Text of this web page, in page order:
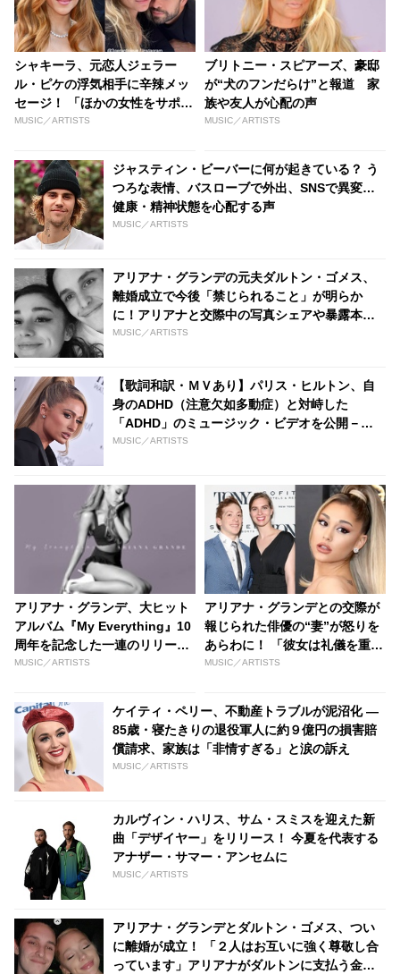
シャキーラ、元恋人ジェラー
ル・ピケの浮気相手に辛辣メッ
セージ！ 「ほかの女性をサポー
トしないアンタは地獄行
い心境を赤裸々に語る
MUSIC／ARTISTS
ブリトニー・スピアーズ、豪邸
が“犬のフンだらけ”と報道 家
族や友人が心配の声
MUSIC／ARTISTS
ジャスティン・ビーバーに何が起きている？ う
つろな表情、バスローブで外出、SNSで異変…
健康・精神状態を心配する声
MUSIC／ARTISTS
アリアナ・グランデの元夫ダルトン・ゴメス、
離婚成立で今後「禁じられること」が明らか
に！アリアナと交際中の写真シェアや暴露本の
執筆など
MUSIC／ARTISTS
【歌詞和訳・ＭＶあり】パリス・ヒルトン、自
身のADHD（注意欠如多動症）と対峙した
「ADHD」のミュージック・ビデオを公開－
YouTubeでは感動コメント多数
MUSIC／ARTISTS
アリアナ・グランデ、大ヒット
アルバム『My Everything』10
周年を記念した一連のリリース
によりこれまで配信になかった
「Problem」「One Last
Time」のアカペラ・バージョン
なども
MUSIC／ARTISTS
アリアナ・グランデとの交際が
報じられた俳優の“妻”が怒りを
あらわに！ 「彼女は礼儀を重ん
じる女の子じゃない」
MUSIC／ARTISTS
ケイティ・ペリー、不動産トラブルが泥沼化 ―
85歳・寝たきりの退役軍人に約９億円の損害賠
償請求、家族は「非情すぎる」と涙の訴え
MUSIC／ARTISTS
カルヴィン・ハリス、サム・スミスを迎えた新
曲「デザイヤー」をリリース！ 今夏を代表する
アナザー・サマー・アンセムに
MUSIC／ARTISTS
アリアナ・グランデとダルトン・ゴメス、つい
に離婚が成立！ 「２人はお互いに強く尊敬し合
っています」アリアナがダルトンに支払う金額